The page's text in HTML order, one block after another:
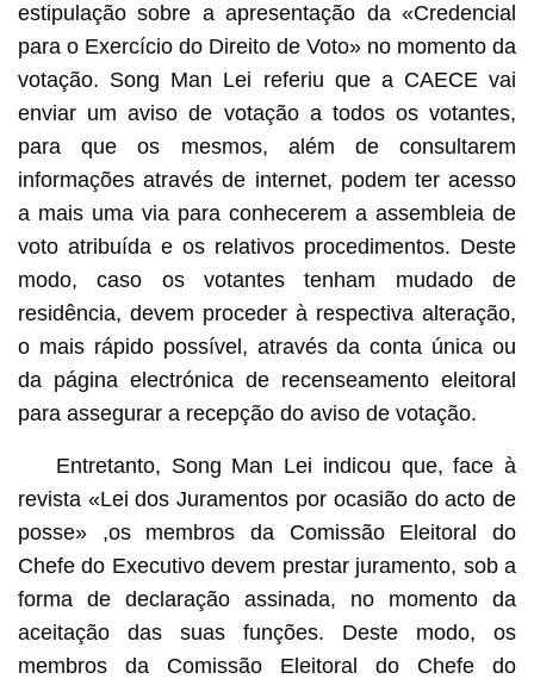
estipulação sobre a apresentação da «Credencial
para o Exercício do Direito de Voto» no momento da
votação. Song Man Lei referiu que a CAECE vai
enviar um aviso de votação a todos os votantes,
para que os mesmos, além de consultarem
informações através de internet, podem ter acesso
a mais uma via para conhecerem a assembleia de
voto atribuída e os relativos procedimentos. Deste
modo, caso os votantes tenham mudado de
residência, devem proceder à respectiva alteração,
o mais rápido possível, através da conta única ou
da página electrónica de recenseamento eleitoral
para assegurar a recepção do aviso de votação.
Entretanto, Song Man Lei indicou que, face à
revista «Lei dos Juramentos por ocasião do acto de
posse» ,os membros da Comissão Eleitoral do
Chefe do Executivo devem prestar juramento, sob a
forma de declaração assinada, no momento da
aceitação das suas funções. Deste modo, os
membros da Comissão Eleitoral do Chefe do